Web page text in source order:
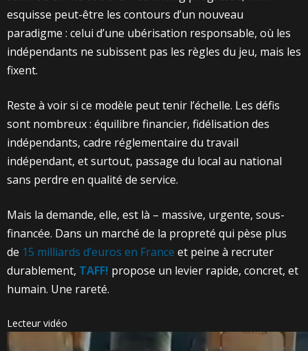
esquisse peut-être les contours d’un nouveau
paradigme : celui d’une ubérisation responsable, où les
indépendants ne subissent pas les règles du jeu, mais les
fixent.
Reste à voir si ce modèle peut tenir l’échelle. Les défis
sont nombreux : équilibre financier, fidélisation des
indépendants, cadre réglementaire du travail
indépendant, et surtout, passage du local au national
sans perdre en qualité de service.
Mais la demande, elle, est là – massive, urgente, sous-
financée. Dans un marché de la propreté qui pèse plus
de 15 milliards d’euros en France et peine à recruter
durablement, TAFF! propose un levier rapide, concret, et
humain. Une rareté.
Lecteur vidéo